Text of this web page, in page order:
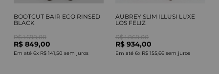
BOOTCUT BAIR ECO RINSED
BLACK
R$ 1.698,00
R$ 849,00
Em até 6x R$ 141,50 sem juros
AUBREY SLIM ILLUSI LUXE
LOS FELIZ
R$ 1.868,00
R$ 934,00
Em até 6x R$ 155,66 sem juros